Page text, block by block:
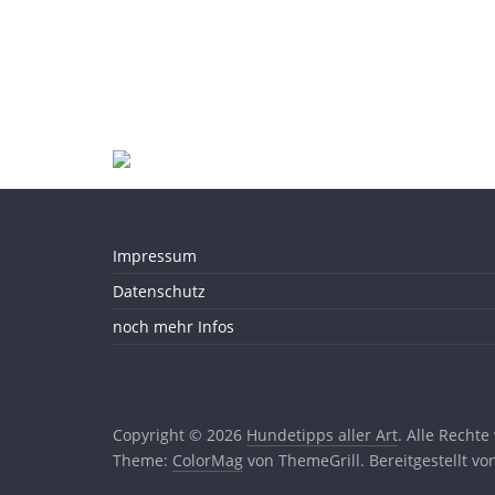
Impressum
Datenschutz
noch mehr Infos
Copyright © 2026 Hundetipps aller Art. Alle
Theme: ColorMag von ThemeGrill. Bereitgestellt